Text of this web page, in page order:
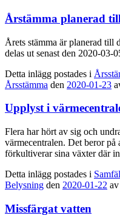
Årstämma planerad
Årets stämma är planerad till
delas ut senast den 2020-03-
Detta inlägg postades i
Årsstämma den 2020-01-23
Upplyst i
Flera har hört av sig och
värmecentralen. Det beror
förkultiverar sina växter där
Detta inlägg postades i
Belysning den 2020-01-22 av
Missfärgat vatten